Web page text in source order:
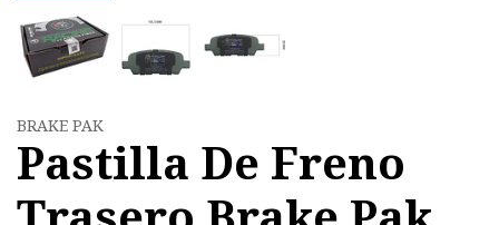
BRAKE PAK
Pastilla De Freno